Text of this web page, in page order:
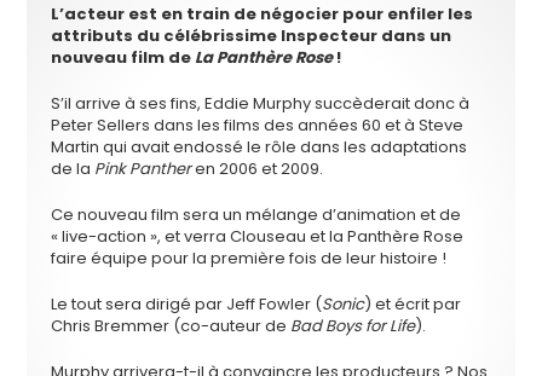
L’acteur est en train de négocier pour enfiler les
attributs du célébrissime Inspecteur dans un
nouveau film de La Panthère Rose!
S’il arrive à ses fins, Eddie Murphy succèderait donc à
Peter Sellers dans les films des années 60 et à Steve
Martin qui avait endossé le rôle dans les adaptations
de la Pink Pantheren 2006 et 2009.
Ce nouveau film sera un mélange d’animation et de
« live-action », et verra Clouseau et la Panthère Rose
faire équipe pour la première fois de leur histoire !
Le tout sera dirigé par Jeff Fowler (Sonic) et écrit par
Chris Bremmer (co-auteur de Bad Boys for Life).
Murphy arrivera-t-il à convaincre les producteurs ? Nos